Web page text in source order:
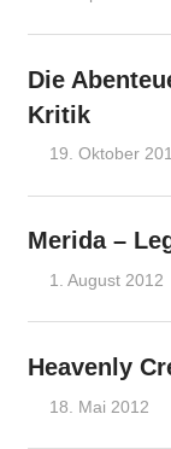
Die
Kritik
19. Oktober
Merida –
1. August 2012
Heavenly
18. Mai 2012